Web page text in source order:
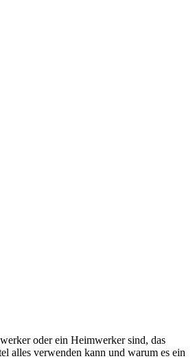
oder ein Heimwerker sind, das
alles verwenden kann und warum es ein